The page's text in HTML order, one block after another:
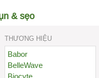
& sẹo
THƯƠNG HIỆU
Babor
BelleWave
Biocyte